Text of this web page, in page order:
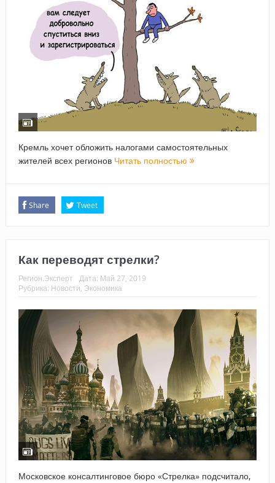
Кремль хочет обложить налогами самостоятельных
жителей всех регионов Читать полностью
Share Tweet
Как переводят стрелки?
Регион.Эксперт Дата: Май 27, 2019
Рубрика: Новости, Экономика
Московское консалтинговое бюро «Стрелка» подсчитало,